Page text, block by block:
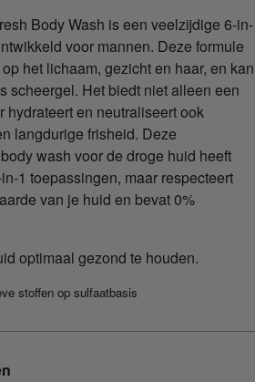
Body Wash is een veelzijdige 6-in-
voor mannen. Deze formule
het lichaam, gezicht en haar, en kan
scheergel. Het biedt niet alleen een
hydrateert en neutraliseert ook
langdurige frisheid. Deze
wash voor de droge huid heeft
1 toepassingen, maar respecteert
van je huid en bevat 0%
optimaal gezond te houden.
stoffen op sulfaatbasis